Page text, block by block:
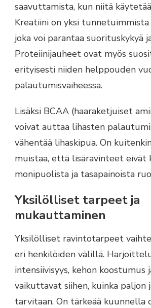
saavuttamista, kun niitä
Kreatiini on yksi
joka voi parantaa suorituskykyä
Proteiinijauheet ovat myös
erityisesti niiden helppouden
palautumisvaiheessa.
Lisäksi BCAA (haaraketjuiset
voivat auttaa lihasten
vähentää lihaskipua. On
muistaa, että lisäravinteet eivät
monipuolista ja tasapainoista
Yksilölliset tarpeet ja
mukauttaminen
Yksilölliset ravintotarpeet
eri henkilöiden välillä.
intensiivisyys, kehon
vaikuttavat siihen, kuinka paljon
tarvitaan. On tärkeää kuunnella